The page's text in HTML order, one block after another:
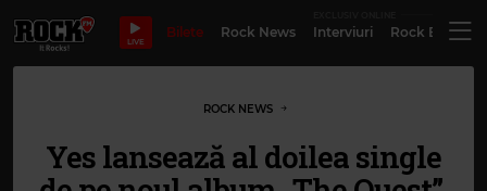
LIVE
Bilete Rock News Interviuri Rock
ROCK NEWS
Yes lansează al doilea single